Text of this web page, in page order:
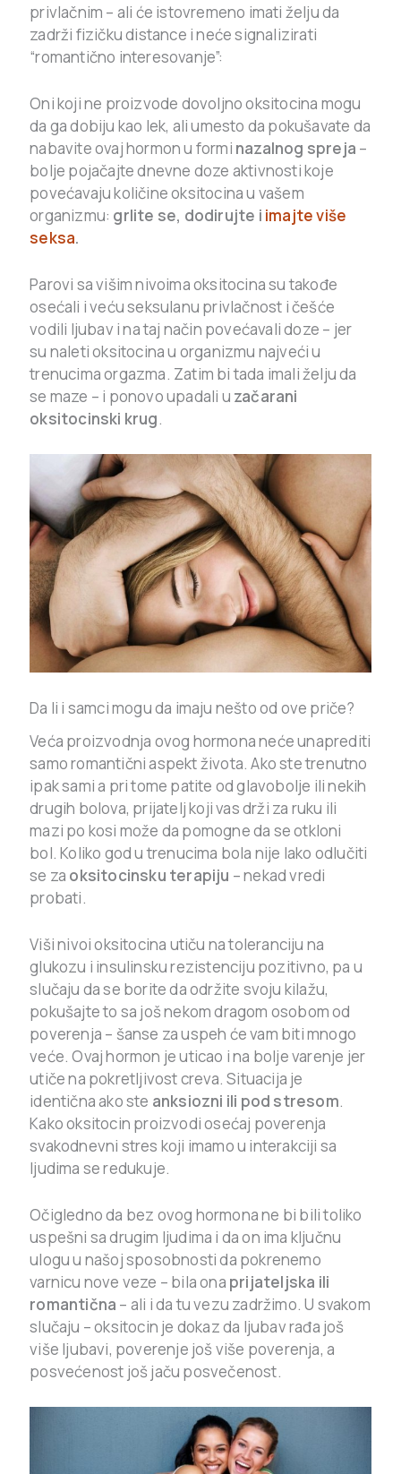
privlačnim – ali će istovremeno imati želju da
zadrži fizičku distance i neće signalizirati
“romantično interesovanje”:
Oni koji ne proizvode dovoljno oksitocina mogu
da ga dobiju kao lek, ali umesto da pokušavate da
nabavite ovaj hormon u formi nazalnog spreja –
bolje pojačajte dnevne doze aktivnosti koje
povećavaju količine oksitocina u vašem
organizmu: grlite se, dodirujte i imajte više
seksa.
Parovi sa višim nivoima oksitocina su takođe
osećali i veću seksulanu privlačnost i češće
vodili ljubav i na taj način povećavali doze – jer
su naleti oksitocina u organizmu najveći u
trenucima orgazma. Zatim bi tada imali želju da
se maze – i ponovo upadali u začarani
oksitocinski krug.
Da li i samci mogu da imaju nešto od ove priče?
Veća proizvodnja ovog hormona neće unaprediti
samo romantični aspekt života. Ako ste trenutno
ipak sami a pri tome patite od glavobolje ili nekih
drugih bolova, prijatelj koji vas drži za ruku ili
mazi po kosi može da pomogne da se otkloni
bol. Koliko god u trenucima bola nije lako odlučiti
se za oksitocinsku terapiju – nekad vredi
probati.
Viši nivoi oksitocina utiču na toleranciju na
glukozu i insulinsku rezistenciju pozitivno, pa u
slučaju da se borite da održite svoju kilažu,
pokušajte to sa još nekom dragom osobom od
poverenja – šanse za uspeh će vam biti mnogo
veće. Ovaj hormon je uticao i na bolje varenje jer
utiče na pokretljivost creva. Situacija je
identična ako ste anksiozni ili pod stresom.
Kako oksitocin proizvodi osećaj poverenja
svakodnevni stres koji imamo u interakciji sa
ljudima se redukuje.
Očigledno da bez ovog hormona ne bi bili toliko
uspešni sa drugim ljudima i da on ima ključnu
ulogu u našoj sposobnosti da pokrenemo
varnicu nove veze – bila ona prijateljska ili
romantična – ali i da tu vezu zadržimo. U svakom
slučaju – oksitocin je dokaz da ljubav rađa još
više ljubavi, poverenje još više poverenja, a
posvećenost još jaču posvečenost.